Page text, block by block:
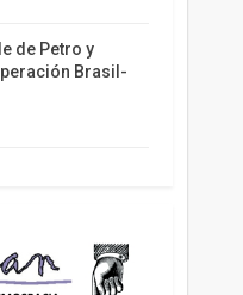
de Petro y
Brasil-